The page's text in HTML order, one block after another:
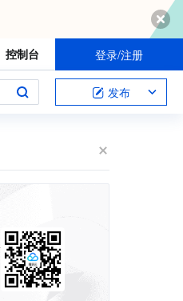
控制台 登录/注册
发布